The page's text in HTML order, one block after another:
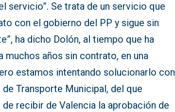
servicio”. Se trata de un servicio que
con el gobierno del PP y sigue sin
ha dicho Dolón, al tiempo que ha
muchos años sin contrato, en una
estamos intentando solucionarlo con
de Transporte Municipal, del que
recibir de Valencia la aprobación de